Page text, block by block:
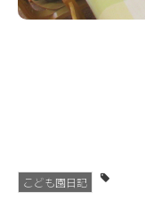
こども園日記